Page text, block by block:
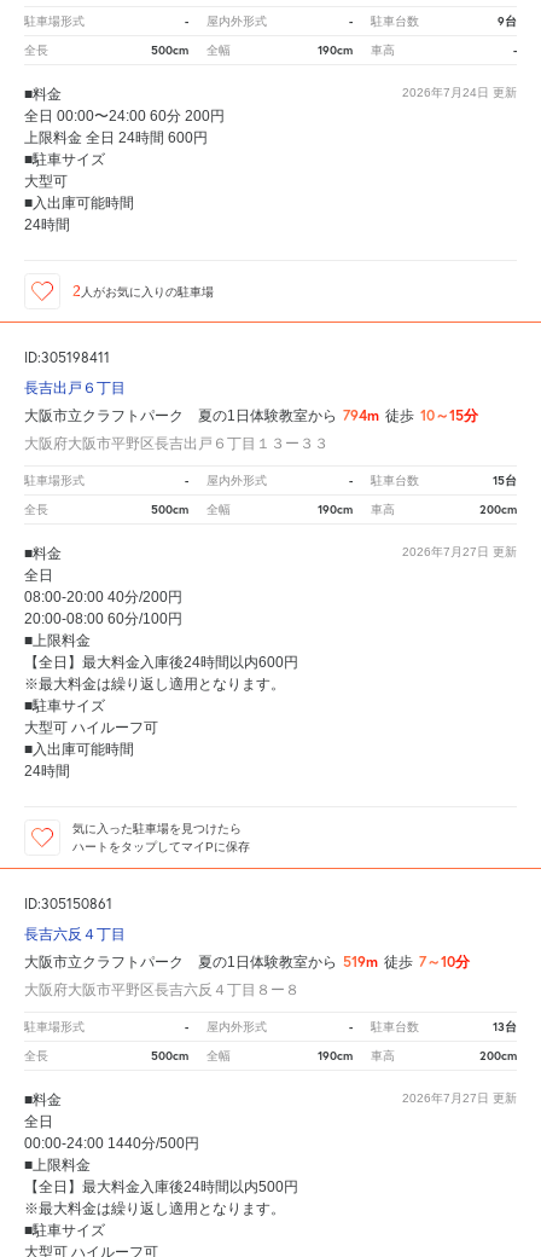
駐車場形式 - 屋内外形式 - 駐車台数 9台
全長 500cm 全幅 190cm 車高 -
2026年7月24日 更新
■料金
全日 00:00〜24:00 60分 200円
上限料金 全日 24時間 600円
■駐車サイズ
大型可
■入出庫可能時間
24時間
2 人がお気に入りの駐車場
ID:305198411
長吉出戸６丁目
大阪市立クラフトパーク 夏の1日体験教室から 794m 徒歩 10～15分
大阪府大阪市平野区長吉出戸６丁目１３ー３３
駐車場形式 - 屋内外形式 - 駐車台数 15台
全長 500cm 全幅 190cm 車高 200cm
2026年7月27日 更新
■料金
全日
08:00-20:00 40分/200円
20:00-08:00 60分/100円
■上限料金
【全日】最大料金入庫後24時間以内600円
※最大料金は繰り返し適用となります。
■駐車サイズ
大型可 ハイルーフ可
■入出庫可能時間
24時間
気に入った駐車場を見つけたら
ハートをタップしてマイPに保存
ID:305150861
長吉六反４丁目
大阪市立クラフトパーク 夏の1日体験教室から 519m 徒歩 7～10分
大阪府大阪市平野区長吉六反４丁目８ー８
駐車場形式 - 屋内外形式 - 駐車台数 13台
全長 500cm 全幅 190cm 車高 200cm
2026年7月27日 更新
■料金
全日
00:00-24:00 1440分/500円
■上限料金
【全日】最大料金入庫後24時間以内500円
※最大料金は繰り返し適用となります。
■駐車サイズ
大型可 ハイルーフ可